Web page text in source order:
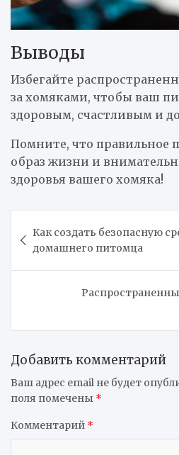
Выводы
Избегайте
за хомяками, чтобы ваш
здоровым, счастливым и
Помните, что правильное
образ жизни и
здоровья вашего хомяка!
по
записям
Как создать безопасную
домашнего питомца
Добавить комментарий
Ваш адрес email не будет
поля помечены *
Комментарий *